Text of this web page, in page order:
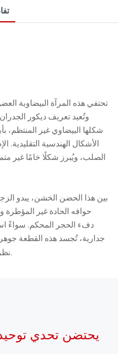
تحتفي هذه المرآة البيضاوية
وتُعيد تعريف ديكور
الأشكال الهندسية التقليدية.
الصلب، ويُبرز شكلًا خامًا غير
بين هذا الحضن الخشن، يبدو
حوافه الحادة غير
دفء الحجر المحكم. سواءً
جدارية، تُجسد هذه القطعة
نظرة إلى المرآة بجمال الحجر الطبيعي الخالد.
يحتضن تحدي